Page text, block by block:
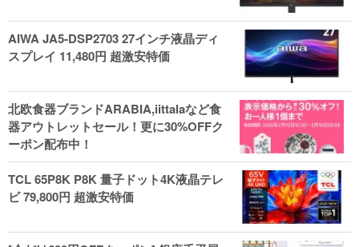
AIWA JA5-DSP2703 27インチ液晶ディ
スプレイ 11,480円 超激安特価
北欧食器ブランドARABIA,iittalaなど食
器アウトレットセール！更に30%OFFク
ーポン配布中！
TCL 65P8K P8K 量子ドット4K液晶テレ
ビ 79,800円 超激安特価